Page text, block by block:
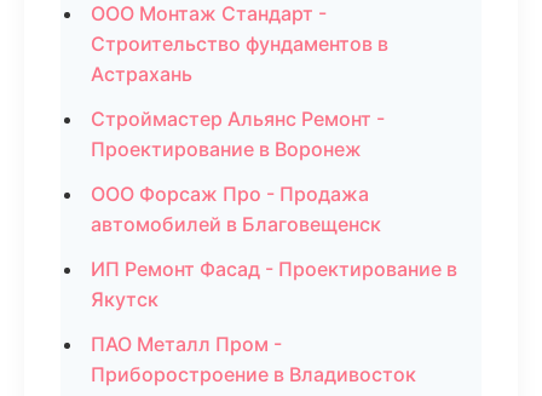
ООО Монтаж Стандарт -
Строительство фундаментов в
Астрахань
Строймастер Альянс Ремонт -
Проектирование в Воронеж
ООО Форсаж Про - Продажа
автомобилей в Благовещенск
ИП Ремонт Фасад - Проектирование в
Якутск
ПАО Металл Пром -
Приборостроение в Владивосток